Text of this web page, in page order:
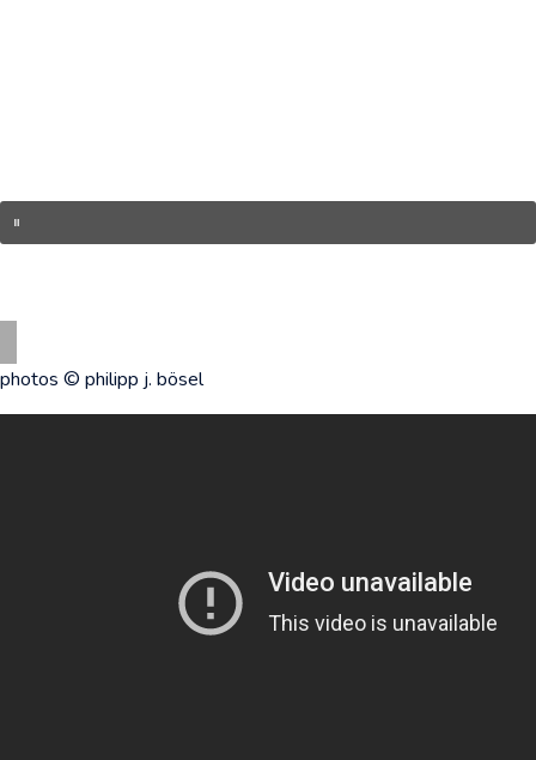
photos © philipp j. bösel